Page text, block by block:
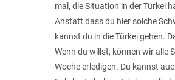
mal, die Situation in der Türkei
Anstatt dass du hier solche
kannst du in die Türkei gehen.
Wenn du willst, können wir alle
Woche erledigen. Du kannst